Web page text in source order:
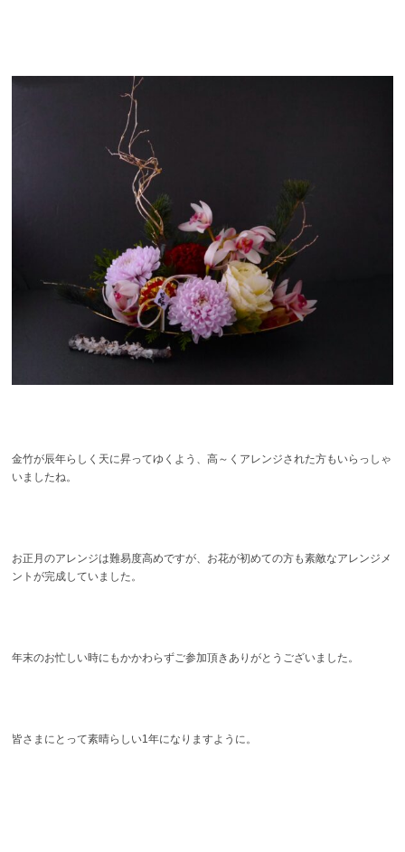
金竹が辰年らしく天に昇ってゆくよう、高～くアレンジされた方もいらっしゃ
いましたね。
お正月のアレンジは難易度高めですが、お花が初めての方も素敵なアレンジメ
ントが完成していました。
年末のお忙しい時にもかかわらずご参加頂きありがとうございました。
皆さまにとって素晴らしい1年になりますように。